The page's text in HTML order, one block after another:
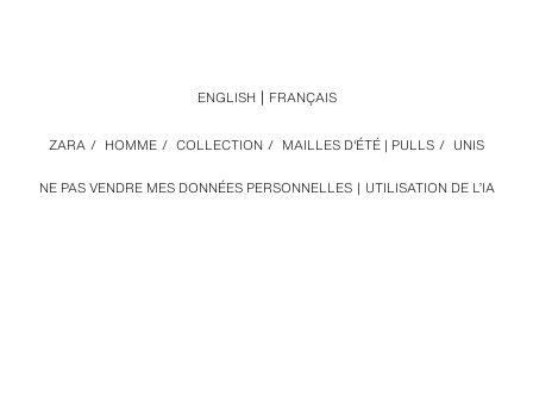
NE PAS VENDRE MES DONNÉES PERSONNELLES UTILISATION DE L’IA
ZARA / HOMME / COLLECTION / MAILLES D'ÉTÉ | PULLS / UNIS
ENGLISH FRANÇAIS